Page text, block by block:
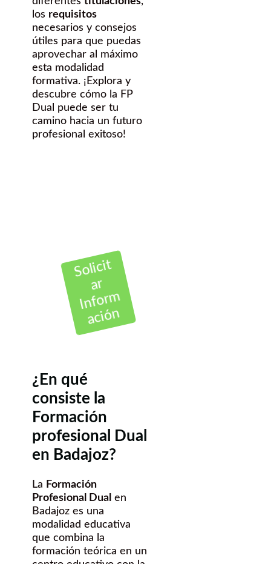
los requisitos
necesarios y consejos
útiles para que puedas
aprovechar al máximo
esta modalidad
formativa. ¡Explora y
descubre cómo la FP
Dual puede ser tu
camino hacia un futuro
profesional exitoso!
Solicit
ar
Inform
ación
¿En qué
consiste la
Formación
profesional Dual
en Badajoz?
La Formación
Profesional Dual en
Badajoz es una
modalidad educativa
que combina la
formación teórica en un